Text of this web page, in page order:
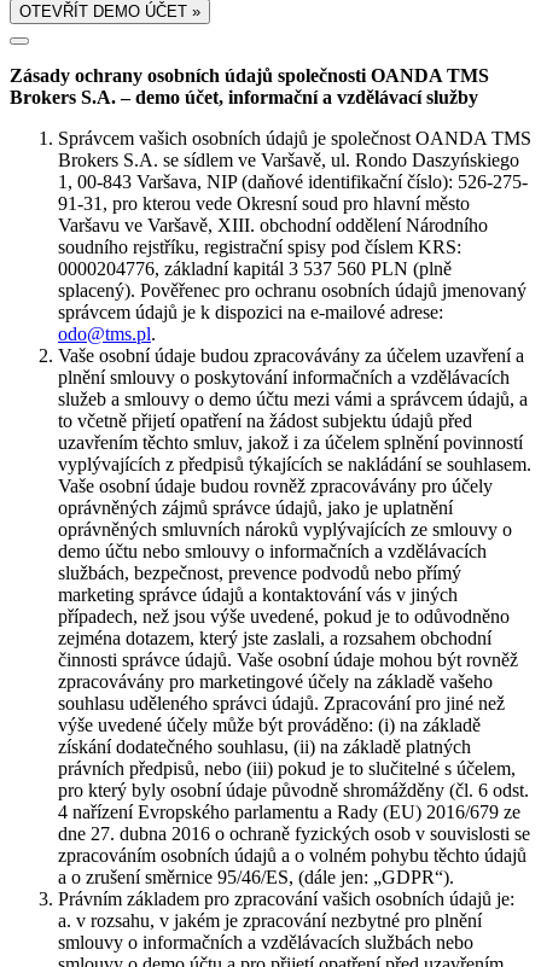
OTEVŘÍT DEMO ÚČET »
Zásady ochrany osobních údajů společnosti OANDA TMS
Brokers S.A. – demo účet, informační a vzdělávací služby
Správcem vašich osobních údajů je společnost OANDA TMS
Brokers S.A. se sídlem ve Varšavě, ul. Rondo Daszyńskiego
1, 00-843 Varšava, NIP (daňové identifikační číslo): 526-275-
91-31, pro kterou vede Okresní soud pro hlavní město
Varšavu ve Varšavě, XIII. obchodní oddělení Národního
soudního rejstříku, registrační spisy pod číslem KRS:
0000204776, základní kapitál 3 537 560 PLN (plně
splacený). Pověřenec pro ochranu osobních údajů jmenovaný
správcem údajů je k dispozici na e-mailové adrese:
odo@tms.pl.
Vaše osobní údaje budou zpracovávány za účelem uzavření a
plnění smlouvy o poskytování informačních a vzdělávacích
služeb a smlouvy o demo účtu mezi vámi a správcem údajů, a
to včetně přijetí opatření na žádost subjektu údajů před
uzavřením těchto smluv, jakož i za účelem splnění povinností
vyplývajících z předpisů týkajících se nakládání se souhlasem.
Vaše osobní údaje budou rovněž zpracovávány pro účely
oprávněných zájmů správce údajů, jako je uplatnění
oprávněných smluvních nároků vyplývajících ze smlouvy o
demo účtu nebo smlouvy o informačních a vzdělávacích
službách, bezpečnost, prevence podvodů nebo přímý
marketing správce údajů a kontaktování vás v jiných
případech, než jsou výše uvedené, pokud je to odůvodněno
zejména dotazem, který jste zaslali, a rozsahem obchodní
činnosti správce údajů. Vaše osobní údaje mohou být rovněž
zpracovávány pro marketingové účely na základě vašeho
souhlasu uděleného správci údajů. Zpracování pro jiné než
výše uvedené účely může být prováděno: (i) na základě
získání dodatečného souhlasu, (ii) na základě platných
právních předpisů, nebo (iii) pokud je to slučitelné s účelem,
pro který byly osobní údaje původně shromážděny (čl. 6 odst.
4 nařízení Evropského parlamentu a Rady (EU) 2016/679 ze
dne 27. dubna 2016 o ochraně fyzických osob v souvislosti se
zpracováním osobních údajů a o volném pohybu těchto údajů
a o zrušení směrnice 95/46/ES, (dále jen: „GDPR“).
Právním základem pro zpracování vašich osobních údajů je:
a. v rozsahu, v jakém je zpracování nezbytné pro plnění
smlouvy o informačních a vzdělávacích službách nebo